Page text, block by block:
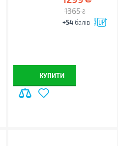
1365 ₴
+54 балів
КУПИТИ